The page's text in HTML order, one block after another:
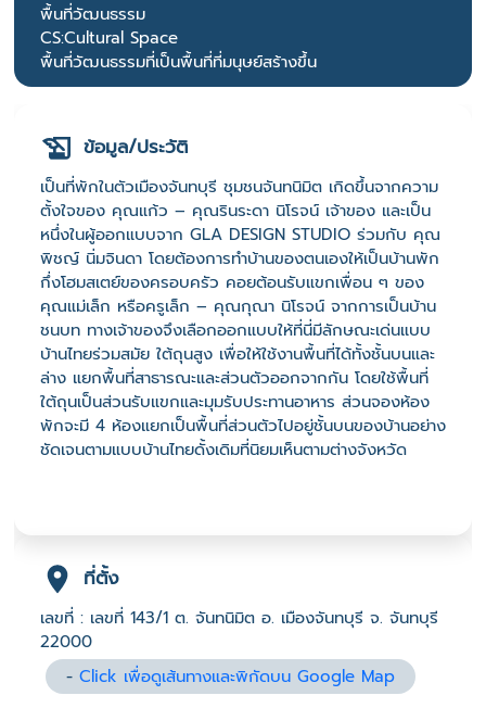
พื้นที่วัฒนธรรม
CS:Cultural Space
พื้นที่วัฒนธรรมที่เป็นพื้นที่ที่มนุษย์สร้างขึ้น
ข้อมูล/ประวัติ
เป็นที่พักในตัวเมืองจันทบุรี ชุมชนจันทนิมิต เกิดขึ้นจากความ
ตั้งใจของ คุณแก้ว – คุณรินระดา นิโรจน์ เจ้าของ และเป็น
หนึ่งในผู้ออกแบบจาก GLA DESIGN STUDIO ร่วมกับ คุณ
พิชญ์ นิ่มจินดา โดยต้องการทำบ้านของตนเองให้เป็นบ้านพัก
กึ่งโฮมสเตย์ของครอบครัว คอยต้อนรับแขกเพื่อน ๆ ของ
คุณแม่เล็ก หรือครูเล็ก – คุณกุณา นิโรจน์ จากการเป็นบ้าน
ชนบท ทางเจ้าของจึงเลือกออกแบบให้ที่นี่มีลักษณะเด่นแบบ
บ้านไทยร่วมสมัย ใต้ถุนสูง เพื่อให้ใช้งานพื้นที่ได้ทั้งชั้นบนและ
ล่าง แยกพื้นที่สาธารณะและส่วนตัวออกจากกัน โดยใช้พื้นที่
ใต้ถุนเป็นส่วนรับแขกและมุมรับประทานอาหาร ส่วนจองห้อง
พักจะมี 4 ห้องแยกเป็นพื้นที่ส่วนตัวไปอยู่ชั้นบนของบ้านอย่าง
ชัดเจนตามแบบบ้านไทยดั้งเดิมที่นิยมเห็นตามต่างจังหวัด
ที่ตั้ง
เลขที่ : เลขที่ 143/1 ต. จันทนิมิต อ. เมืองจันทบุรี จ. จันทบุรี
22000
-Click เพื่อดูเส้นทางและพิกัดบน Google Map